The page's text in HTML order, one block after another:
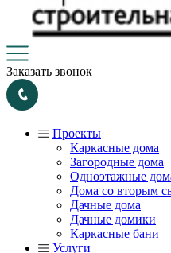
Заказать звонок
Проекты
Каркасные дома
Загородные дома
Одноэтажные
Дома со вторым
Дачные дома
Дачные домики
Каркасные бани
Услуги